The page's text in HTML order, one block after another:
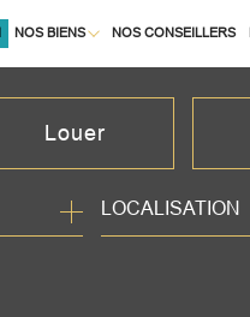
NOS BIENS NOS CONSEILLERS
Louer
à l'année LOCALISATION